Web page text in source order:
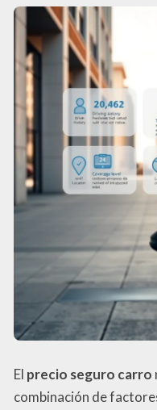
El precio seguro carro
combinación de